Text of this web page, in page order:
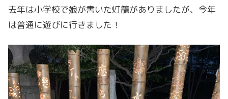
去年は小学校で娘が書いた灯籠がありましたが、今年
は普通に遊びに行きました！